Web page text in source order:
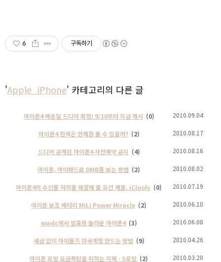
6 구독하기
'Apple_iPhone' 카테고리의 다른 글
아이폰4 배송일 드디어 확정! 9/10부터 지급 개시 (0) 2010.09.04
아이폰4 흰색은 언제쯤 볼 수 있을까? (2) 2010.08.17
드디어 공개된 아이폰4 사전예약 공지 (4) 2010.08.16
아이폰, 아이패드로 DMB를 보는 방법 (2) 2010.08.02
아이폰4의 수신률 저하를 해결해 줄 유선 제품, iClooly (0) 2010.07.19
아이폰 보조 배터리 MiLi Power Miracle (2) 2010.06.10
wwdc에서 발표한 놀라운 아이폰4 (3) 2010.06.08
세금 없이 아이튠즈 미국계정 만드는 방법 (9) 2010.04.26
아이폰 로밍 요금폭탄을 피하는 지혜 - S로밍 (2) 2010.03.20